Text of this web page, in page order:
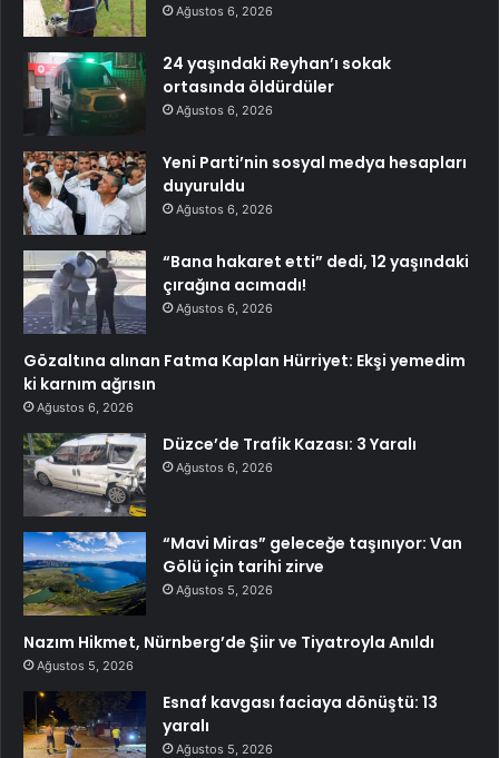
Ağustos 6, 2026
24 yaşındaki Reyhan’ı sokak
ortasında öldürdüler
Ağustos 6, 2026
Yeni Parti’nin sosyal medya hesapları
duyuruldu
Ağustos 6, 2026
“Bana hakaret etti” dedi, 12 yaşındaki
çırağına acımadı!
Ağustos 6, 2026
Gözaltına alınan Fatma Kaplan Hürriyet: Ekşi yemedim
ki karnım ağrısın
Ağustos 6, 2026
Düzce’de Trafik Kazası: 3 Yaralı
Ağustos 6, 2026
“Mavi Miras” geleceğe taşınıyor: Van
Gölü için tarihi zirve
Ağustos 5, 2026
Nazım Hikmet, Nürnberg’de Şiir ve Tiyatroyla Anıldı
Ağustos 5, 2026
Esnaf kavgası faciaya dönüştü: 13
yaralı
Ağustos 5, 2026